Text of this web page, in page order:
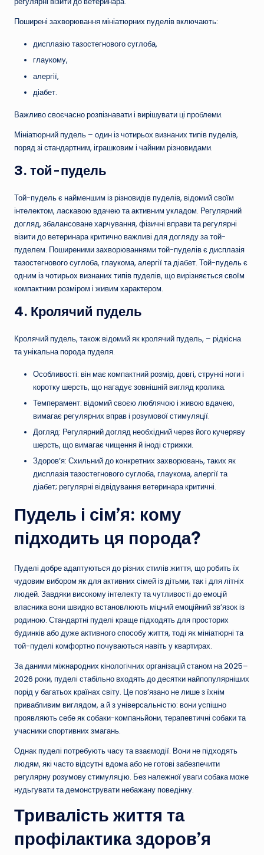
Поширені захворювання мініатюрних пуделів включають:
дисплазію тазостегнового суглоба,
глаукому,
алергії,
діабет.
Важливо своєчасно розпізнавати і вирішувати ці проблеми.
Мініатюрний пудель – один із чотирьох визнаних типів пуделів,
поряд зі стандартним, іграшковим і чайним різновидами.
3. той-пудель
Той-пудель є найменшим із різновидів пуделів, відомий своїм
інтелектом, ласкавою вдачею та активним укладом. Регулярний
догляд, збалансоване харчування, фізичні вправи та регулярні
візити до ветеринара критично важливі для догляду за той-
пуделем. Поширеними захворюваннями той-пуделів є дисплазія
тазостегнового суглоба, глаукома, алергії та діабет. Той-пудель є
одним із чотирьох визнаних типів пуделів, що вирізняється своїм
компактним розміром і живим характером.
4. Кролячий пудель
Кролячий пудель, також відомий як кролячий пудель, – рідкісна
та унікальна порода пуделя.
Особливості: він має компактний розмір, довгі, стрункі ноги і
коротку шерсть, що нагадує зовнішній вигляд кролика.
Темперамент: відомий своєю люблячою і живою вдачею,
вимагає регулярних вправ і розумової стимуляції.
Догляд: Регулярний догляд необхідний через його кучеряву
шерсть, що вимагає чищення й іноді стрижки.
Здоров’я: Схильний до конкретних захворювань, таких як
дисплазія тазостегнового суглоба, глаукома, алергії та
діабет; регулярні відвідування ветеринара критичні.
Пудель і сім’я: кому
підходить ця порода?
Пуделі добре адаптуються до різних стилів життя, що робить їх
чудовим вибором як для активних сімей із дітьми, так і для літніх
людей. Завдяки високому інтелекту та чутливості до емоцій
власника вони швидко встановлюють міцний емоційний зв’язок із
родиною. Стандартні пуделі краще підходять для просторих
будинків або дуже активного способу життя, тоді як мініатюрні та
той-пуделі комфортно почуваються навіть у квартирах.
За даними міжнародних кінологічних організацій станом на 2025–
2026 роки, пуделі стабільно входять до десятки найпопулярніших
порід у багатьох країнах світу. Це пов’язано не лише з їхнім
привабливим виглядом, а й з універсальністю: вони успішно
проявляють себе як собаки-компаньйони, терапевтичні собаки та
учасники спортивних змагань.
Однак пуделі потребують часу та взаємодії. Вони не підходять
людям, які часто відсутні вдома або не готові забезпечити
регулярну розумову стимуляцію. Без належної уваги собака може
нудьгувати та демонструвати небажану поведінку.
Тривалість життя та
профілактика здоров’я